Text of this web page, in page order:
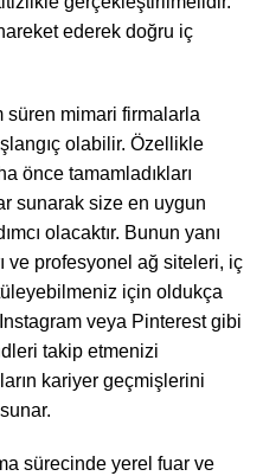
ederek doğru iç
süren mimari firmalarla
olabilir. Özellikle
önce tamamladıkları
sunarak size en uygun
olacaktır. Bunun yanı
ve profesyonel ağ siteleri, iç
için oldukça
veya Pinterest gibi
takip etmenizi
kariyer geçmişlerini
sürecinde yerel fuar ve